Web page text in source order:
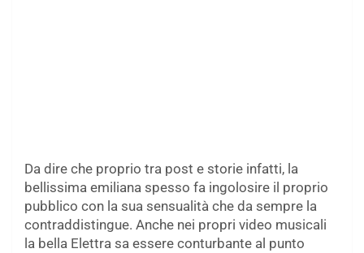
Da dire che proprio tra post e storie infatti, la
bellissima emiliana spesso fa ingolosire il proprio
pubblico con la sua sensualità che da sempre la
contraddistingue. Anche nei propri video musicali
la bella Elettra sa essere conturbante al punto